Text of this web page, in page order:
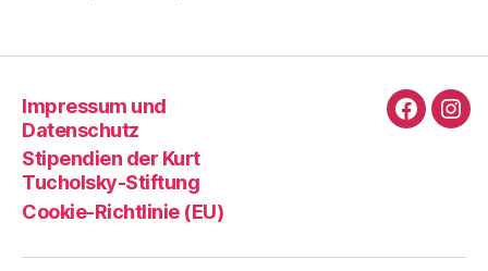
Impressum und
Datenschutz
Stipendien der Kurt
Tucholsky-Stiftung
Cookie-Richtlinie (EU)